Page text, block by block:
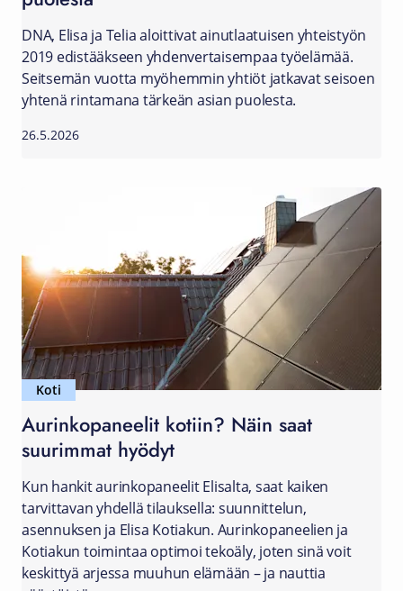
DNA, Elisa ja Telia aloittivat ainutlaatuisen yhteistyön
2019 edistääkseen yhdenvertaisempaa työelämää.
Seitsemän vuotta myöhemmin yhtiöt jatkavat seisoen
yhtenä rintamana tärkeän asian puolesta.
26.5.2026
Koti
Aurinkopaneelit kotiin? Näin saat
suurimmat hyödyt
Kun hankit aurinkopaneelit Elisalta, saat kaiken
tarvittavan yhdellä tilauksella: suunnittelun,
asennuksen ja Elisa Kotiakun. Aurinkopaneelien ja
Kotiakun toimintaa optimoi tekoäly, joten sinä voit
keskittyä arjessa muuhun elämään – ja nauttia